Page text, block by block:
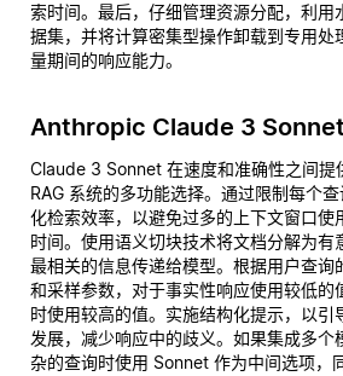
索时间。最后，仔细管理资源分配，利用
据集，并将计算密集型操作卸载到专用处
量期间的响应能力。
Anthropic Claude 3
Claude 3 Sonnet 在速度和准确性之间提
RAG 系统的多功能选择。通过限制每个
化检索效率，以避免过多的上下文窗口使
时间。使用语义切块技术将文档分解为有
最相关的信息传递给模型。根据用户查询
和采样参数，对于事实性响应使用较低的
时使用较高的值。实施结构化提示，以引
发展，减少响应中的歧义。如果集成多个
杂的查询时使用 Sonnet 作为中间选项，